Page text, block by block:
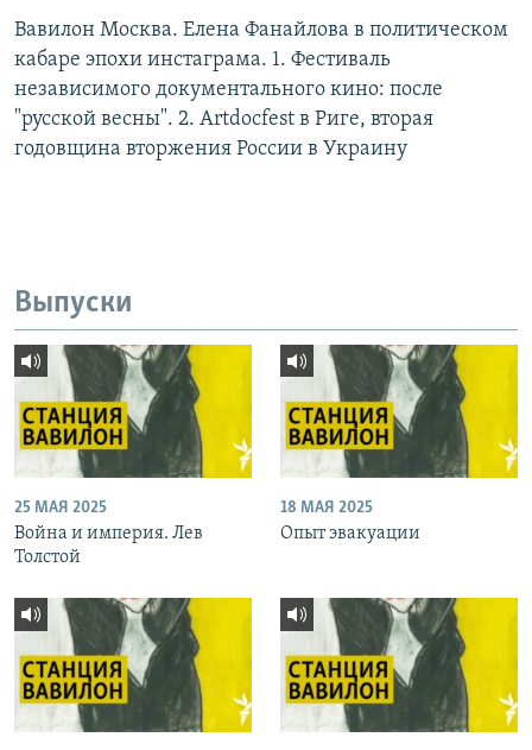
Вавилон Москва. Елена Фанайлова в политическом
кабаре эпохи инстаграма. 1. Фестиваль
независимого документального кино: после
"русской весны". 2. Artdocfest в Риге, вторая
годовщина вторжения России в Украину
Выпуски
25 МАЯ 2025
Война и империя. Лев
Толстой
18 МАЯ 2025
Опыт эвакуации